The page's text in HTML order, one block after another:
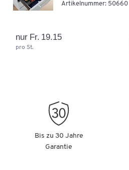
Artikelnummer: 50660
nur Fr. 19.15
pro St.
Bis zu 30 Jahre
Garantie